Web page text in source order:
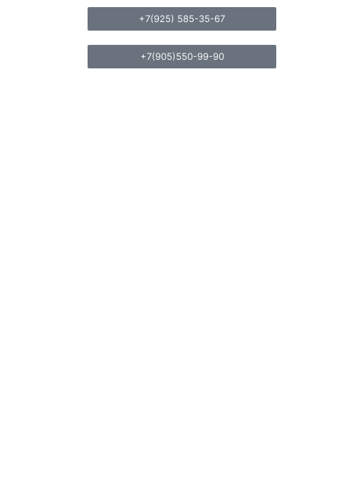
+7(925) 585-35-67
+7(905)550-99-90